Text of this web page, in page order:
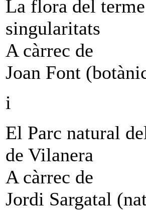
La flora del
singularitats
A càrrec de
Joan Font
i
El Parc natural
de Vilanera
A càrrec de
Jordi Sargatal